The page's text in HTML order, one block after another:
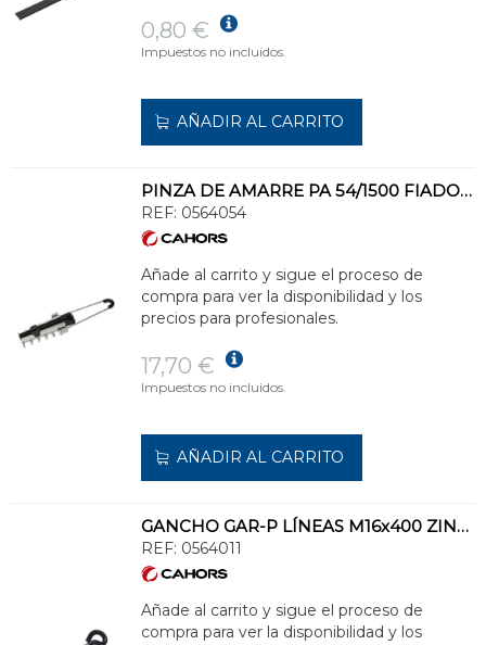
0,80 €
Impuestos no incluidos.
AÑADIR AL CARRITO
PINZA DE AMARRE PA 54/1500 FIADOR 54,6mm2
REF: 0564054
Añade al carrito y sigue el proceso de
compra para ver la disponibilidad y los
precios para profesionales.
17,70 €
Impuestos no incluidos.
AÑADIR AL CARRITO
GANCHO GAR-P LÍNEAS M16x400 ZINCADO Y EN PLÁSTICO
REF: 0564011
Añade al carrito y sigue el proceso de
compra para ver la disponibilidad y los